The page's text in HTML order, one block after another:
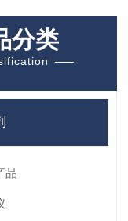
分类
品